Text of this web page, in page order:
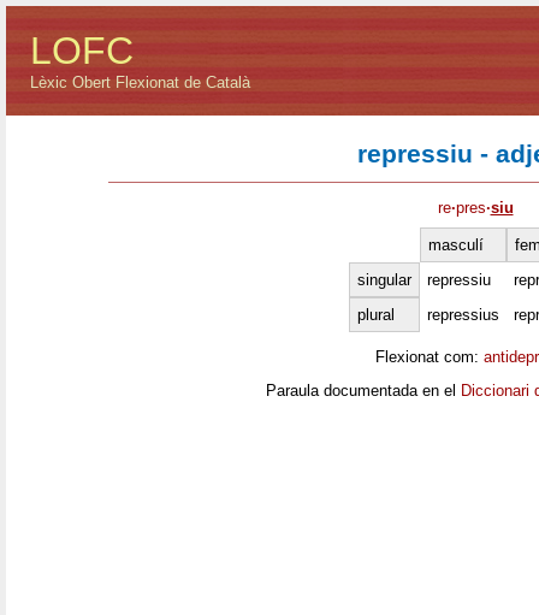
LOFC
Lèxic Obert Flexionat de Català
repressiu -
re·pres·siu
masculí
singular
repressiu
plural
repressius
Flexionat com:
Paraula documentada en el Diccionari